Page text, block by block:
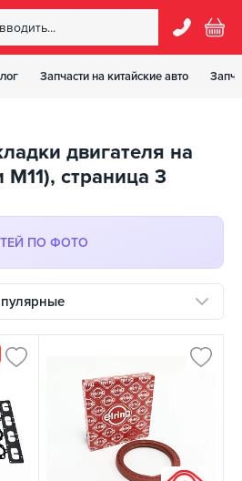
Запчасти на китайские авто
двигателя на
М11), страница 3
ПО ФОТО